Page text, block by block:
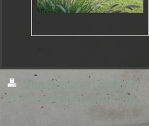
Druckversion
Sitemap
© Planungsgruppe POFF